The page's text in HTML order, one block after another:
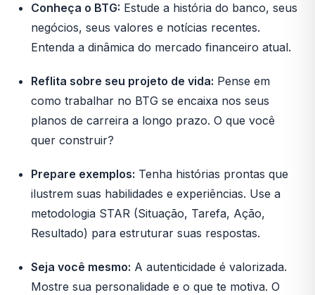
Conheça o BTG: Estude a história do banco, seus
negócios, seus valores e notícias recentes.
Entenda a dinâmica do mercado financeiro atual.
Reflita sobre seu projeto de vida: Pense em
como trabalhar no BTG se encaixa nos seus
planos de carreira a longo prazo. O que você
quer construir?
Prepare exemplos: Tenha histórias prontas que
ilustrem suas habilidades e experiências. Use a
metodologia STAR (Situação, Tarefa, Ação,
Resultado) para estruturar suas respostas.
Seja você mesmo: A autenticidade é valorizada.
Mostre sua personalidade e o que te motiva. O